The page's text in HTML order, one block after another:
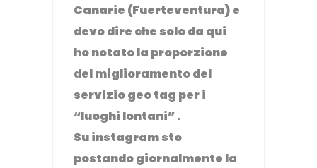
Canarie (Fuerteventura) e
devo dire che solo da qui
ho notato la proporzione
del miglioramento del
servizio geo tag per i
“luoghi lontani” .
Su instagram sto
postando giornalmente la